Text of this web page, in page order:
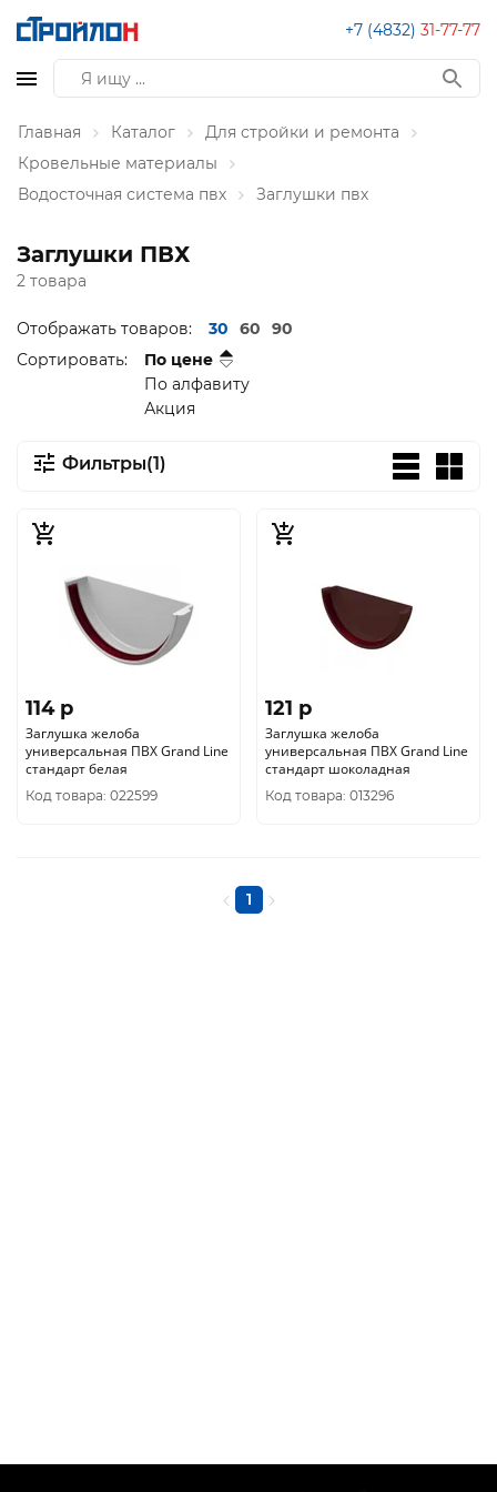
+7 (4832) 31-77-77
Главная Каталог
Для стройки и ремонта
Кровельные материалы
Водосточная система пвх
Заглушки пвх
Заглушки ПВХ
2 товара
Отображать товаров: 30 60
90
Сортировать:
По цене
По алфавиту
Акция
Фильтры(1)
114 p
Заглушка желоба
универсальная ПВХ Grand Line
стандарт белая
Код товара: 022599
121 p
Заглушка желоба
универсальная ПВХ Grand Line
стандарт шоколадная
Код товара: 013296
1